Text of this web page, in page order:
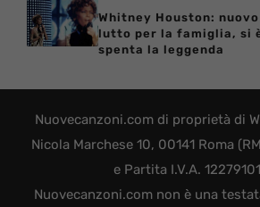
Whitney Houston: nuovo
lutto per la famiglia, si
spenta la leggenda
Nuovecanzoni.com di proprietà di
Nicola Marchese 10, 00141 Roma
e Partita I.V.A.
Nuovecanzoni.com non è una